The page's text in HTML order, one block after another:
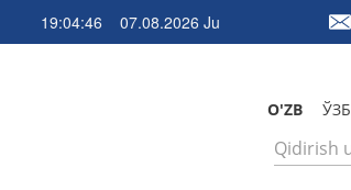
19:04:46 07.08.2026 Ju
O'ZB ЎЗБ